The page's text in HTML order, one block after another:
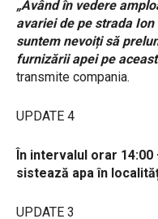
„Având în vedere
avariei de pe strada
suntem nevoiți să
furnizării apei pe
transmite compania.
UPDATE 4
În intervalul orar
sistează apa în
UPDATE 3